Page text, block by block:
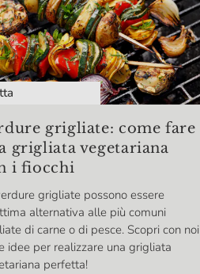
grigliate: come fare
grigliata vegetariana
i fiocchi
grigliate possono essere
alternativa alle più comuni
di carne o di pesce. Scopri con noi
idee per realizzare una grigliata
perfetta!